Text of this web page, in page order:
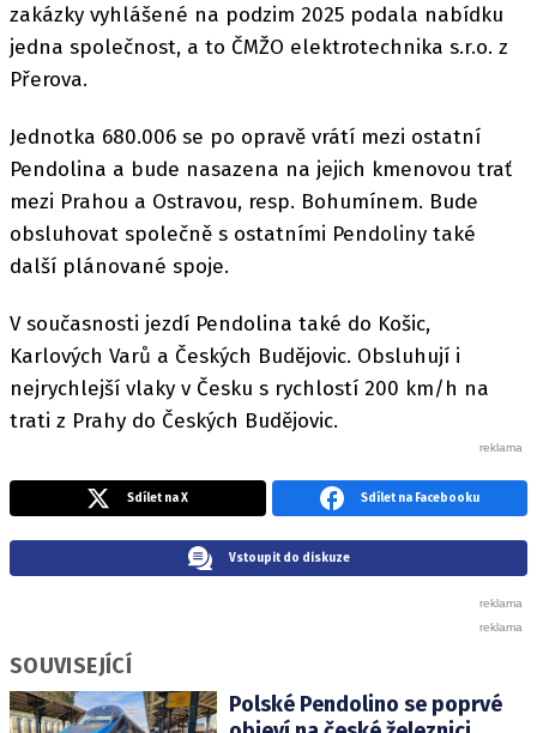
zakázky vyhlášené na podzim 2025 podala nabídku
jedna společnost, a to ČMŽO elektrotechnika s.r.o. z
Přerova.
Jednotka 680.006 se po opravě vrátí mezi ostatní
Pendolina a bude nasazena na jejich kmenovou trať
mezi Prahou a Ostravou, resp. Bohumínem. Bude
obsluhovat společně s ostatními Pendoliny také
další plánované spoje.
V současnosti jezdí Pendolina také do Košic,
Karlových Varů a Českých Budějovic. Obsluhují i
nejrychlejší vlaky v Česku s rychlostí 200 km/h na
trati z Prahy do Českých Budějovic.
Sdílet na X Sdílet na Facebooku
Vstoupit do diskuze
SOUVISEJÍCÍ
Polské Pendolino se poprvé